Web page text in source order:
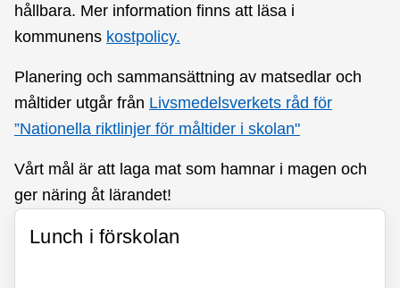
hållbara. Mer information finns att läsa i
kommunens kostpolicy.
Planering och sammansättning av matsedlar och
måltider utgår från Livsmedelsverkets råd för
”Nationella riktlinjer för måltider i skolan"
Vårt mål är att laga mat som hamnar i magen och
ger näring åt lärandet!
Lunch i förskolan